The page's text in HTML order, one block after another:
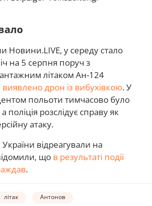
Новини.LIVE, у середу стало
на 5 серпня поруч з
літаком Ан-124
виявлено дрон із вибухівкою. У
польоти тимчасово було
поліція розслідує справу як
атаку.
відреагували на
що в результаті події
.
літак Антонов